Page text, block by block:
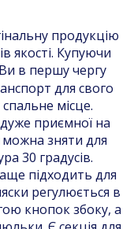
продукцію
якості. Купуючи
в першу чергу
для свого
місце.
приємної на
можна зняти для
30 градусів.
підходить для
регулюється в
кнопок збоку, а